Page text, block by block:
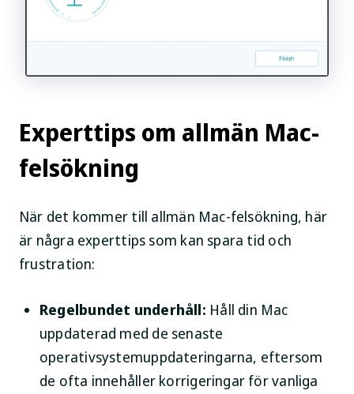
Experttips om allmän Mac-
felsökning
När det kommer till allmän Mac-felsökning, här
är några experttips som kan spara tid och
frustration:
Regelbundet underhåll: Håll din Mac
uppdaterad med de senaste
operativsystemuppdateringarna, eftersom
de ofta innehåller korrigeringar för vanliga